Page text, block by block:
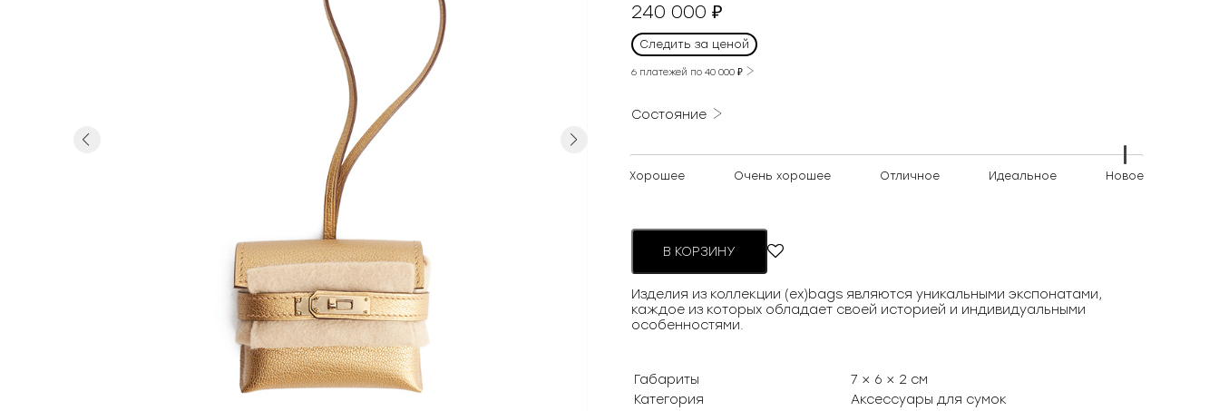
Previous Next
240 000 ₽
Следить за ценой
6 платежей по 40 000 ₽
Состояние
Хорошее Очень хорошее Отличное Идеальное Новое
В КОРЗИНУ
Изделия из коллекции (ex)bags являются уникальными экспонатами,
каждое из которых обладает своей историей и индивидуальными
особенностями.
Габариты
7 × 6 × 2 см
Категория
Аксессуары для сумок